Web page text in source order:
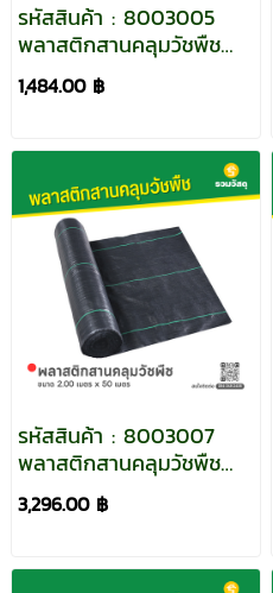
รหัสสินค้า : 8003005
พลาสติกสานคลุมวัชพืช
ขนาด 0.90 เมตร x 50
เมตร
1,484.00 ฿
รหัสสินค้า : 8003007
พลาสติกสานคลุมวัชพืช
ขนาด 2.00 เมตร x 50
เมตร
3,296.00 ฿